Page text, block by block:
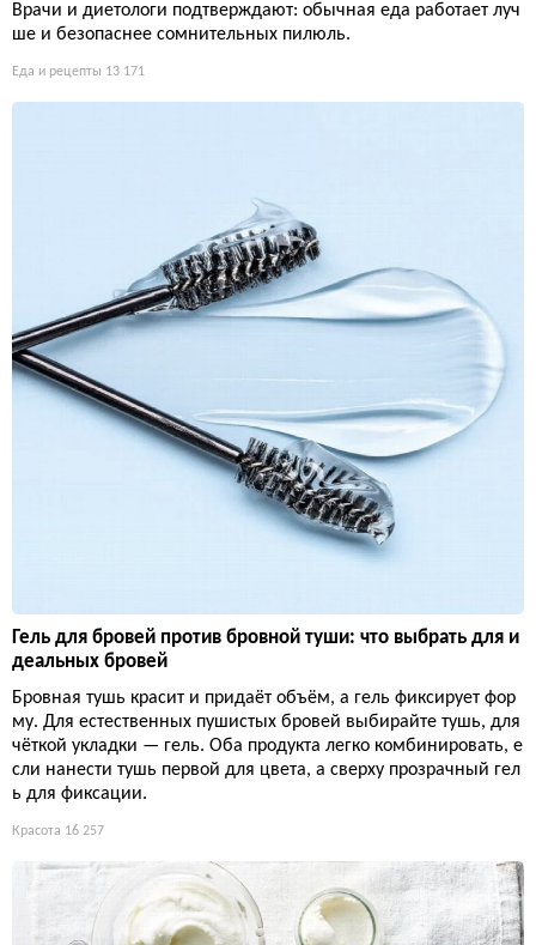
Врачи и диетологи подтверждают: обычная еда работает луч
ше и безопаснее сомнительных пилюль.
Еда и рецепты 13 171
Гель для бровей против бровной туши: что выбрать для и
деальных бровей
Бровная тушь красит и придаёт объём, а гель фиксирует фор
му. Для естественных пушистых бровей выбирайте тушь, для
чёткой укладки — гель. Оба продукта легко комбинировать, е
сли нанести тушь первой для цвета, а сверху прозрачный гел
ь для фиксации.
Красота 16 257